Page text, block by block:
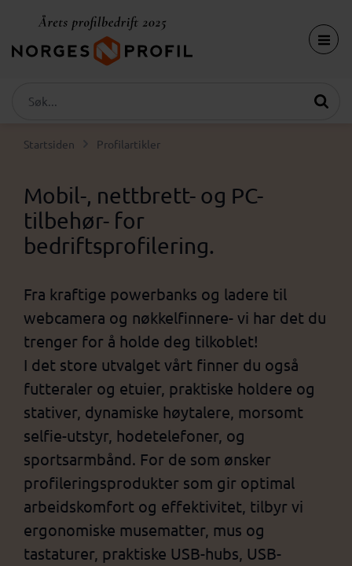
Startsiden Profilartikler
Mobil-, nettbrett- og PC-
tilbehør- for
bedriftsprofilering.
Fra kraftige powerbanks og ladere til
webcamera og nøkkelfinnere- vi har det du
trenger for å holde deg tilkoblet!
I det store utvalget vårt finner du også
futteraler og etuier, praktiske holdere og
stativer, dynamiske høytalere, morsomt
selfie-utstyr, hodetelefoner, og
sportsarmbånd. For de som ønsker
profileringsprodukter som gir optimal
arbeidskomfort og effektivitet, tilbyr vi
ergonomiske musematter, mus og
tastaturer, praktiske USB-hubs, USB-